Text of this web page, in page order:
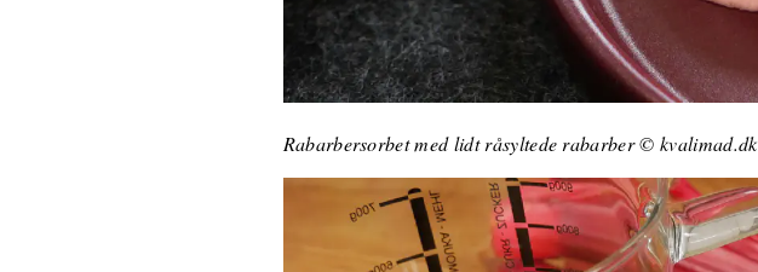
Rabarbersorbet med lidt råsyltede rabarber © kvalimad.dk